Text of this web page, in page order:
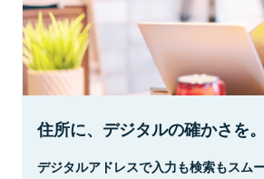
住所に、デジタルの確かさを。
デジタルアドレスで入力も検索もスムー